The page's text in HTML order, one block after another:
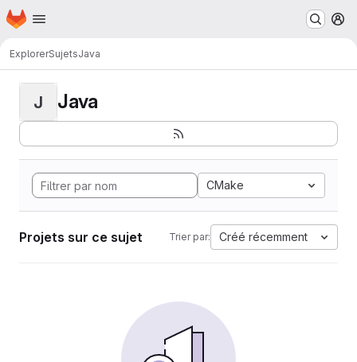
Passer au contenu principal
Page d'accueil
ExplorerSujetsJava
J Java
CMake
Projets sur ce sujet Trier par: Créé récemment